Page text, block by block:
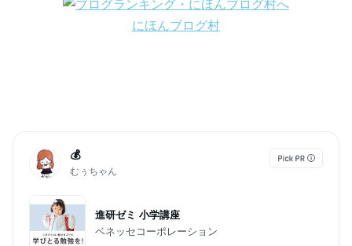
にほんブログ村
💰
むぅちゃん
進研ゼミ 小学講座
ベネッセコーポレーション